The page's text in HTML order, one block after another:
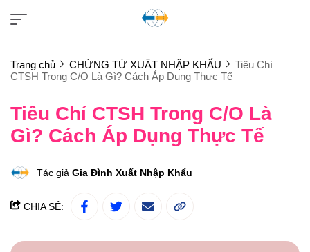
Trang chủ CHỨNG TỪ XUẤT NHẬP KHẨU
Tiêu Chí
CTSH Trong C/O Là Gì? Cách Áp Dụng Thực Tế
Tiêu Chí CTSH Trong C/O Là
Gì? Cách Áp Dụng Thực Tế
Tác giả Gia Đình Xuất Nhập Khẩu
CHIA SẺ: